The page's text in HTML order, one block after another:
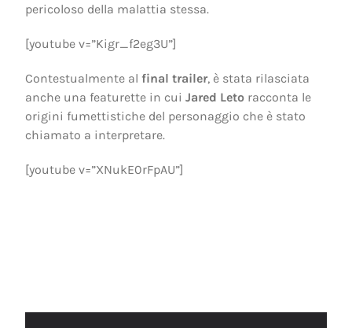
pericoloso della malattia stessa.
[youtube v=”Kigr_f2eg3U”]
Contestualmente al final trailer, è stata rilasciata
anche una featurette in cui Jared Leto racconta le
origini fumettistiche del personaggio che è stato
chiamato a interpretare.
[youtube v=”XNukE0rFpAU”]